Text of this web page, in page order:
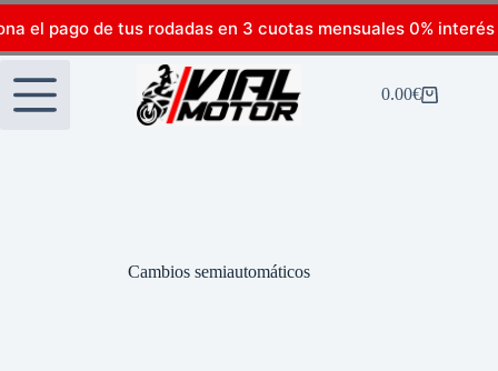
el pago de tus rodadas en 3 cuotas mensuales 0% interés
0.00€
Cambios semiautomáticos